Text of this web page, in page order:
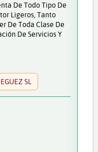
De Todo Tipo De
Ligeros, Tanto
De Toda Clase De
De Servicios Y
SL